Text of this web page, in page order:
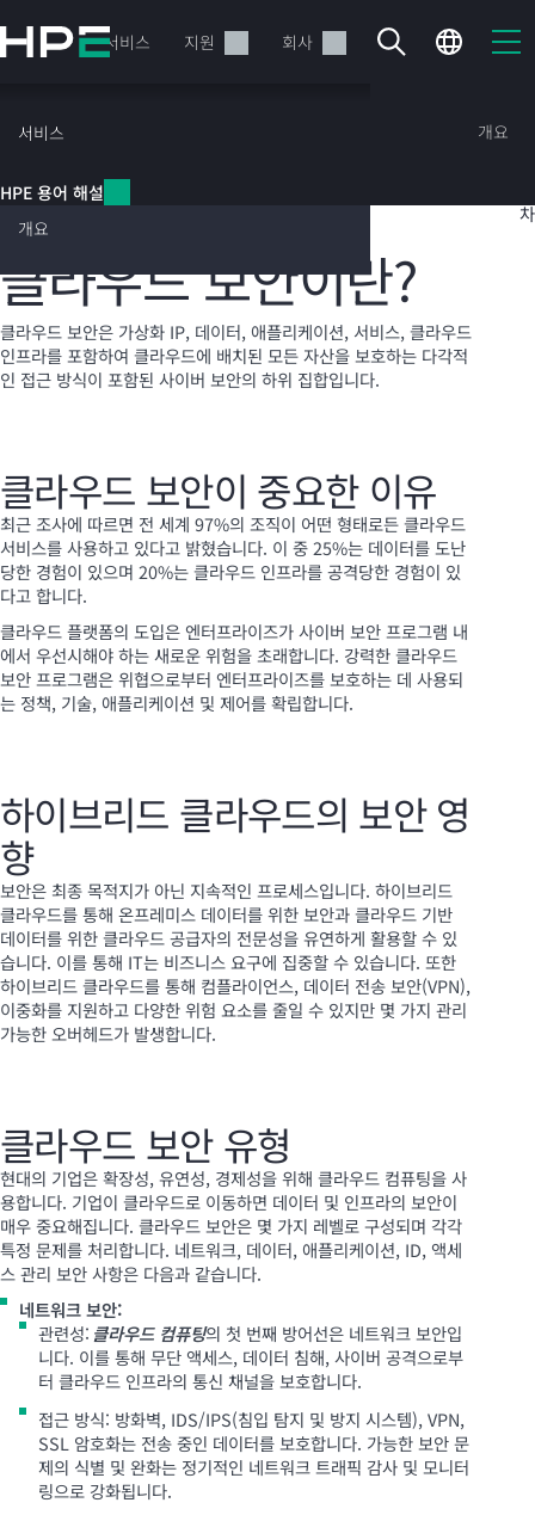
요
너
제품 서비스 지원 회사
서비스
현재 장바구니가 비어있습니다
HPE Store에서 검색하고 구성한 다음 주문하십시오.
HPE 용어 해설 개요
개요
HPE 용어 해설
클라우드 보안
클라우드 보안이란?
클라우드 보안은 가상화 IP, 데이터, 애플리케이션, 서비스, 클라우드
인프라를 포함하여 클라우드에 배치된 모든 자산을 보호하는 다각적
인 접근 방식이 포함된 사이버 보안의 하위 집합입니다.
차
클라우드 보안이 중요한 이유
최근 조사에 따르면 전 세계 97%의 조직이 어떤 형태로든 클라우드
서비스를 사용하고 있다고 밝혔습니다. 이 중 25%는 데이터를 도난
당한 경험이 있으며 20%는 클라우드 인프라를 공격당한 경험이 있
다고 합니다.
클라우드 플랫폼의 도입은 엔터프라이즈가 사이버 보안 프로그램 내
에서 우선시해야 하는 새로운 위험을 초래합니다. 강력한 클라우드
보안 프로그램은 위협으로부터 엔터프라이즈를 보호하는 데 사용되
는 정책, 기술, 애플리케이션 및 제어를 확립합니다.
하이브리드 클라우드의 보안 영
향
보안은 최종 목적지가 아닌 지속적인 프로세스입니다. 하이브리드
클라우드를 통해 온프레미스 데이터를 위한 보안과 클라우드 기반
데이터를 위한 클라우드 공급자의 전문성을 유연하게 활용할 수 있
습니다. 이를 통해 IT는 비즈니스 요구에 집중할 수 있습니다. 또한
하이브리드 클라우드를 통해 컴플라이언스, 데이터 전송 보안(VPN),
이중화를 지원하고 다양한 위험 요소를 줄일 수 있지만 몇 가지 관리
가능한 오버헤드가 발생합니다.
클라우드 보안 유형
현대의 기업은 확장성, 유연성, 경제성을 위해 클라우드 컴퓨팅을 사
용합니다. 기업이 클라우드로 이동하면 데이터 및 인프라의 보안이
매우 중요해집니다. 클라우드 보안은 몇 가지 레벨로 구성되며 각각
특정 문제를 처리합니다. 네트워크, 데이터, 애플리케이션, ID, 액세
스 관리 보안 사항은 다음과 같습니다.
네트워크 보안:
관련성: 클라우드 컴퓨팅의 첫 번째 방어선은 네트워크 보안입
니다. 이를 통해 무단 액세스, 데이터 침해, 사이버 공격으로부
터 클라우드 인프라의 통신 채널을 보호합니다.
접근 방식: 방화벽, IDS/IPS(침입 탐지 및 방지 시스템), VPN,
SSL 암호화는 전송 중인 데이터를 보호합니다. 가능한 보안 문
제의 식별 및 완화는 정기적인 네트워크 트래픽 감사 및 모니터
링으로 강화됩니다.